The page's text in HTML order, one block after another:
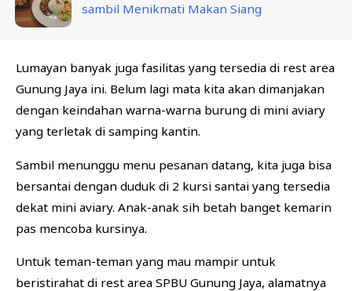
sambil Menikmati Makan Siang
Lumayan banyak juga fasilitas yang tersedia di rest area
Gunung Jaya ini. Belum lagi mata kita akan dimanjakan
dengan keindahan warna-warna burung di mini aviary
yang terletak di samping kantin.
Sambil menunggu menu pesanan datang, kita juga bisa
bersantai dengan duduk di 2 kursi santai yang tersedia
dekat mini aviary. Anak-anak sih betah banget kemarin
pas mencoba kursinya.
Untuk teman-teman yang mau mampir untuk
beristirahat di rest area SPBU Gunung Jaya, alamatnya